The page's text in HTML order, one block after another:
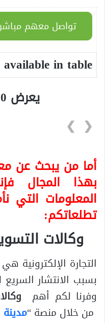
تواصل معهم
in table
يعرض 0 إلى 0 من أصل 0 سجلّ
❮
❯
أما من يبحث عن
بهذا المجال
المعلومات التي
تطلعاتكم:
وكالات
التجارة الإلكترونية
بسبب الانتشار
وفرنا لكم أهم
من خلال منصة “مدينة